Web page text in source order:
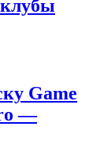
Game
—